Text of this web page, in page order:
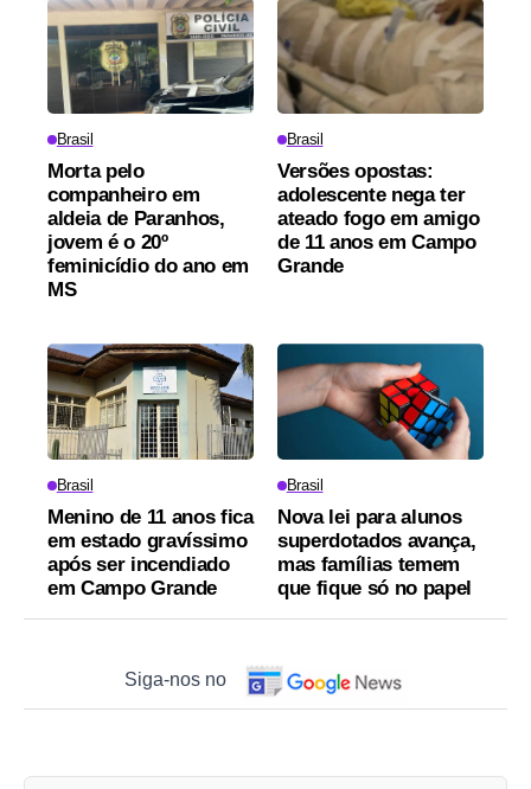
Brasil
Morta pelo
companheiro em
aldeia de Paranhos,
jovem é o 20º
feminicídio do ano em
MS
Brasil
Versões opostas:
adolescente nega ter
ateado fogo em amigo
de 11 anos em Campo
Grande
Brasil
Menino de 11 anos fica
em estado gravíssimo
após ser incendiado
em Campo Grande
Brasil
Nova lei para alunos
superdotados avança,
mas famílias temem
que fique só no papel
Siga-nos no